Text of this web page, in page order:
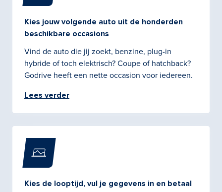
Kies jouw volgende auto uit de honderden
beschikbare occasions
Vind de auto die jij zoekt, benzine, plug-in
hybride of toch elektrisch? Coupe of hatchback?
Godrive heeft een nette occasion voor iedereen.
Lees verder
Kies de looptijd, vul je gegevens in en betaal